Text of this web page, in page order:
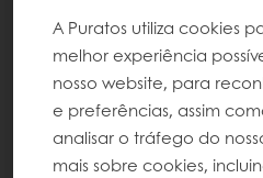
A Puratos utiliza cookies
melhor experiência
nosso website, para
e preferências, assim
analisar o tráfego do
mais sobre cookies,